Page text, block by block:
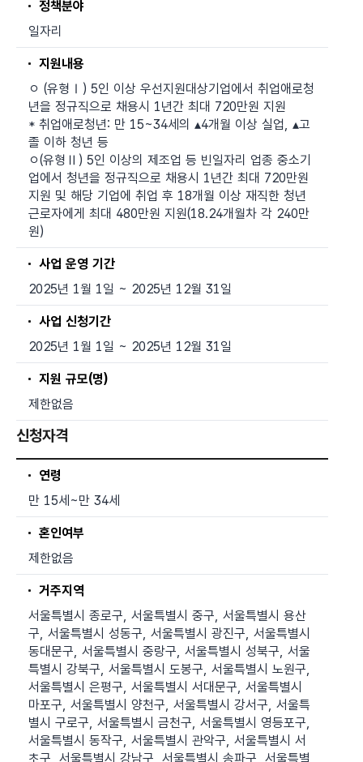
정책분야
일자리
지원내용
ㅇ (유형Ⅰ) 5인 이상 우선지원대상기업에서 취업애로청
년을 정규직으로 채용시 1년간 최대 720만원 지원
* 취업애로청년: 만 15~34세의 ▴4개월 이상 실업, ▴고
졸 이하 청년 등
ㅇ(유형Ⅱ) 5인 이상의 제조업 등 빈일자리 업종 중소기
업에서 청년을 정규직으로 채용시 1년간 최대 720만원
지원 및 해당 기업에 취업 후 18개월 이상 재직한 청년
근로자에게 최대 480만원 지원(18.24개월차 각 240만
원)
사업 운영 기간
2025년 1월 1일 ~ 2025년 12월 31일
사업 신청기간
2025년 1월 1일 ~ 2025년 12월 31일
지원 규모(명)
제한없음
신청자격
연령
만 15세~만 34세
혼인여부
제한없음
거주지역
서울특별시 종로구, 서울특별시 중구, 서울특별시 용산
구, 서울특별시 성동구, 서울특별시 광진구, 서울특별시
동대문구, 서울특별시 중랑구, 서울특별시 성북구, 서울
특별시 강북구, 서울특별시 도봉구, 서울특별시 노원구,
서울특별시 은평구, 서울특별시 서대문구, 서울특별시
마포구, 서울특별시 양천구, 서울특별시 강서구, 서울특
별시 구로구, 서울특별시 금천구, 서울특별시 영등포구,
서울특별시 동작구, 서울특별시 관악구, 서울특별시 서
초구, 서울특별시 강남구, 서울특별시 송파구, 서울특별